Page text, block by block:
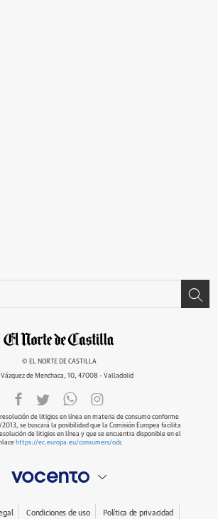
© EL NORTE DE CASTILLA
de Menchaca, 10, 47008 - Valladolid
de litigios en línea en materia de consumo conforme
se buscará la posibilidad que la Comisión Europea facilita
de litigios en línea y que se encuentra disponible en el
https://ec.europa.eu/consumers/odr.
Condiciones de uso Política de privacidad